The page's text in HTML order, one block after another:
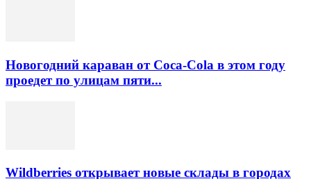
Новогодний караван от Coca-Cola в этом году
проедет по улицам пяти...
Wildberries открывает новые склады в городах